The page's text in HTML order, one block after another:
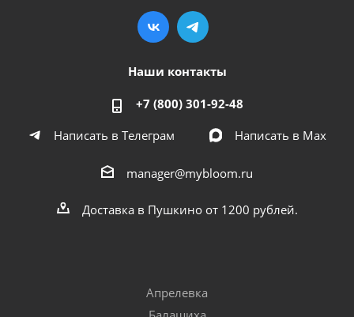
Наши контакты
+7 (800) 301-92-48
Написать в Телеграм
Написать в Мах
manager@mybloom.ru
Доставка в Пушкино от 1200 рублей.
Апрелевка